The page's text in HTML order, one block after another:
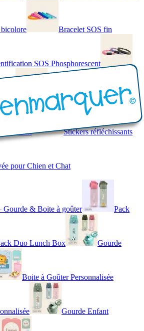
Bracelet SOS fin
SOS Phosphorescent
Bracelet Personnalisé en cuir
Enfant Stickers réfléchissants
pour Chien et Chat
Gourde & Boite à goûter Pack
Duo Lunch Box Gourde
Boite à Goûter Personnalisée
Gourde Enfant